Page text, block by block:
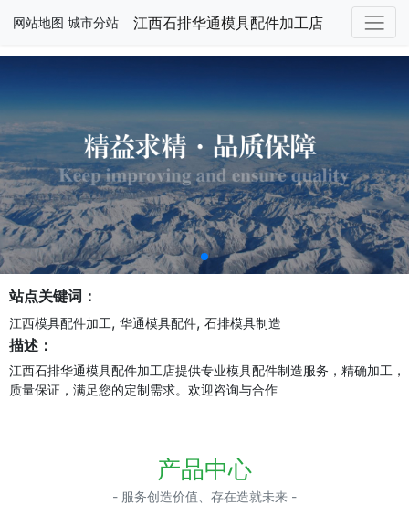
网站地图 城市分站 江西石排华通模具配件加工店
站点关键词：
江西模具配件加工, 华通模具配件, 石排模具制造
描述：
江西石排华通模具配件加工店提供专业模具配件制造服务，精确加工，
质量保证，满足您的定制需求。欢迎咨询与合作
产品中心
- 服务创造价值、存在造就未来 -